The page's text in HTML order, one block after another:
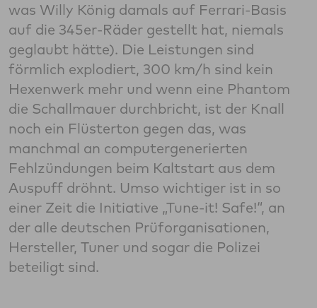
was Willy König damals auf Ferrari-Basis
auf die 345er-Räder gestellt hat, niemals
geglaubt hätte). Die Leistungen sind
förmlich explodiert, 300 km/h sind kein
Hexenwerk mehr und wenn eine Phantom
die Schallmauer durchbricht, ist der Knall
noch ein Flüsterton gegen das, was
manchmal an computergenerierten
Fehlzündungen beim Kaltstart aus dem
Auspuff dröhnt. Umso wichtiger ist in so
einer Zeit die Initiative „Tune-it! Safe!“, an
der alle deutschen Prüforganisationen,
Hersteller, Tuner und sogar die Polizei
beteiligt sind.